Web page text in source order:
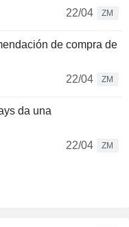
22/04
ZM
de compra de
22/04
ZM
da una
22/04
ZM